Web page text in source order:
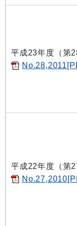
平成23年度（第
平成22年度（第